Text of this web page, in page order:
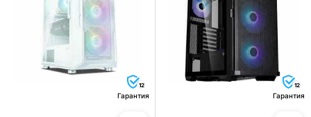
12
Гарантия
12
Гарантия